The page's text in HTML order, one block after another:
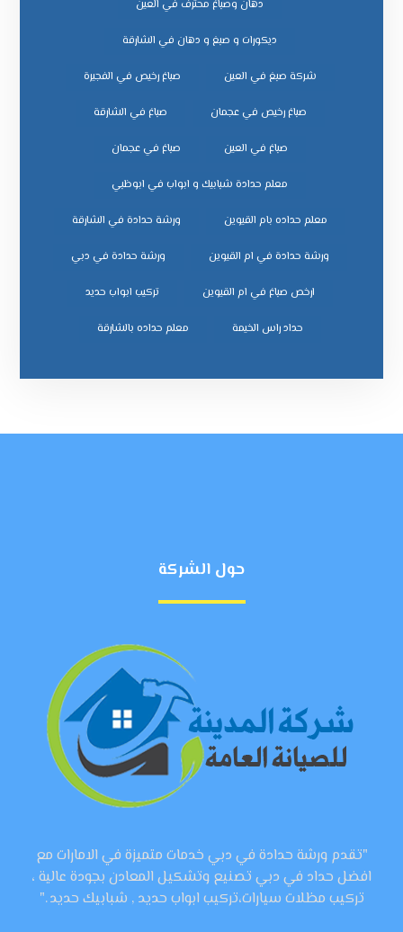
دهان وصباغ محترف في العين
ديكورات و صبغ و دهان في الشارقة
شركة صبغ في العين صباغ رخيص في الفجيرة
صباغ رخيص في عجمان صباغ في الشارقة
صباغ في العين صباغ في عجمان
معلم حدادة شبابيك و ابواب في ابوظبي
معلم حداده بام القيوين ورشة حدادة في الشارقة
ورشة حدادة في ام القيوين ورشة حدادة في دبي
ﺗﺮﻛﻴﺐ اﺑﻮاب ﺣﺪﻳﺪ
ﺣﺪاد راس اﻟﺨﻴﻤﺔ ﻣﻌﻠﻢ ﺣﺪاده ﺑﺎﻟﺸﺎرﻗﺔ
حول الشركة
"تقدم ورشة حدادة في دبي خدمات متميزة في الامارات مع
افضل حداد في دبي تصنيع وتشكيل المعادن بجودة عالية ،
تركيب مظلات سيارات،تركيب ابواب حديد , شبابيك حديد ."